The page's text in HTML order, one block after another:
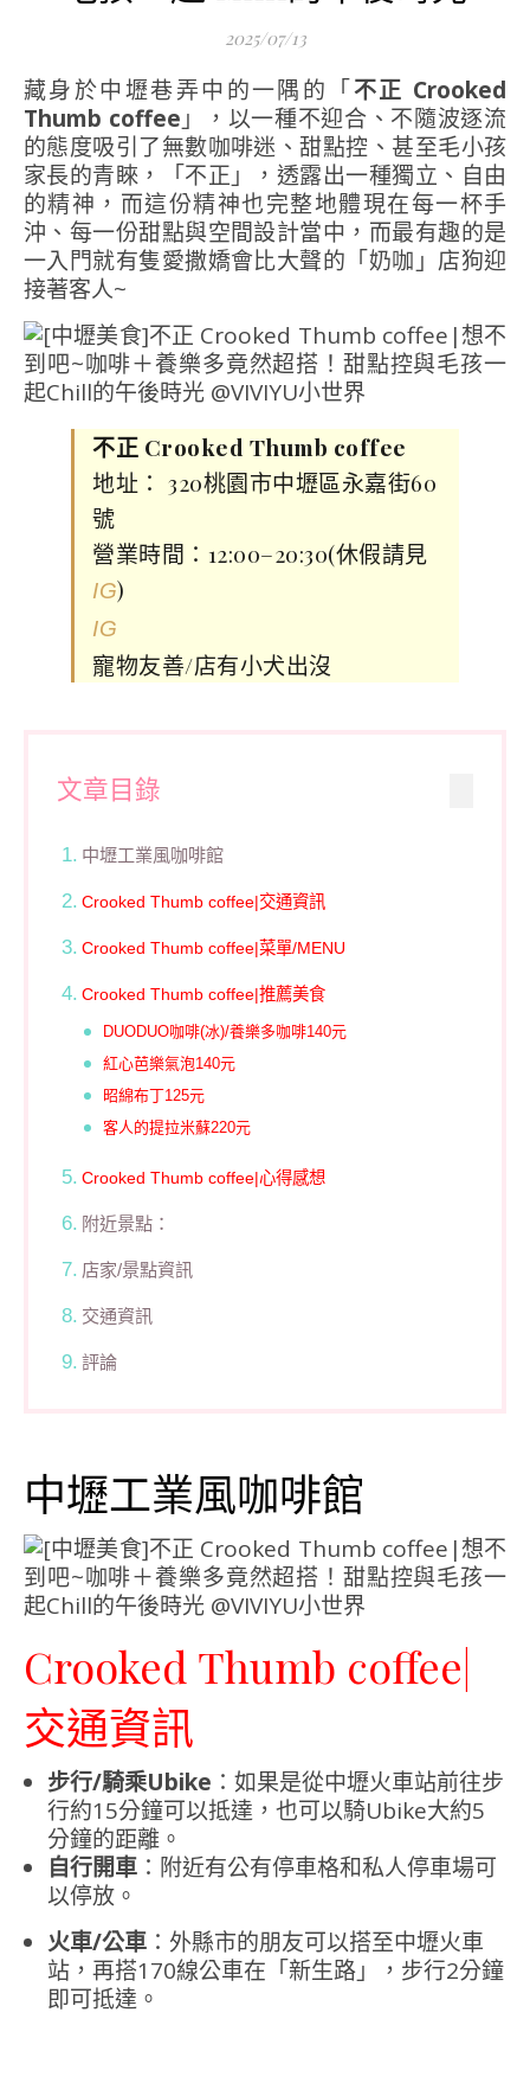
2025/07/13
藏身於中壢巷弄中的一隅的「不正 Crooked
Thumb coffee 」，以一種不迎合、不隨波逐流
的態度吸引了無數咖啡迷、甜點控、甚至毛小孩
家長的青睞，「不正」，透露出一種獨立、自由
的精神，而這份精神也完整地體現在每一杯手
沖、每一份甜點與空間設計當中，而最有趣的是
一入門就有隻愛撒嬌會比大聲的「奶咖」店狗迎
接著客人~
不正 Crooked Thumb coffee
地址： 320桃園市中壢區永嘉街60
號
營業時間：12:00–20:30(休假請見
IG)
IG
寵物友善/店有小犬出沒
文章目錄
中壢工業風咖啡館
Crooked Thumb coffee|交通資訊
Crooked Thumb coffee|菜單/MENU
Crooked Thumb coffee|推薦美食
DUODUO咖啡(冰)/養樂多咖啡140元
紅心芭樂氣泡140元
昭綿布丁125元
客人的提拉米蘇220元
Crooked Thumb coffee|心得感想
附近景點：
店家/景點資訊
交通資訊
評論
中壢工業風咖啡館
Crooked Thumb coffee|
交通資訊
步行/騎乘Ubike ：如果是從中壢火車站前往步
行約15分鐘可以抵達，也可以騎Ubike大約5
分鐘的距離。
自行開車 ：附近有公有停車格和私人停車場可
以停放。
火車/公車 ：外縣市的朋友可以搭至中壢火車
站，再搭170線公車在「新生路」，步行2分鐘
即可抵達。